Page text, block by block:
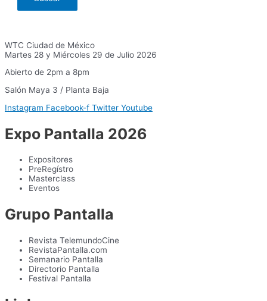
WTC Ciudad de México
Martes 28 y Miércoles 29 de Julio 2026
Abierto de 2pm a 8pm
Salón Maya 3 / Planta Baja
Instagram Facebook-f Twitter Youtube
Expo Pantalla 2026
Expositores
PreRegístro
Masterclass
Eventos
Grupo Pantalla
Revista TelemundoCine
RevistaPantalla.com
Semanario Pantalla
Directorio Pantalla
Festival Pantalla